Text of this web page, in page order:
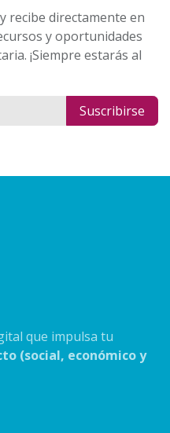
recibe directamente en
y oportunidades
¡Siempre estarás al
Suscribirse
que impulsa tu
(social, económico y